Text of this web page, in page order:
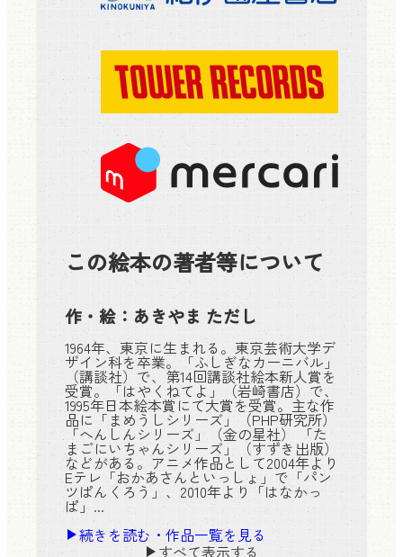
この絵本の著者等について
作・絵： あきやま ただし
1964年、東京に生まれる。東京芸術大学デ
ザイン科を卒業。「ふしぎなカーニバル」
（講談社）で、第14回講談社絵本新人賞を
受賞。「はやくねてよ」（岩崎書店）で、
1995年日本絵本賞にて大賞を受賞。主な作
品に「まめうしシリーズ」（PHP研究所）
「へんしんシリーズ」（金の星社） 「た
まごにいちゃんシリーズ」（すずき出版）
などがある。アニメ作品として2004年より
Eテレ「おかあさんといっしょ」で「パン
ツぱんくろう」、2010年より「はなかっ
ぱ」...
続きを読む・作品一覧を見る
すべて表示する